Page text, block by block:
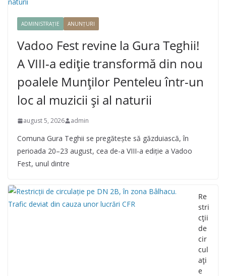
ADMINISTRAȚIE ANUNȚURI
Vadoo Fest revine la Gura Teghii!
A VIII-a ediție transformă din nou
poalele Munților Penteleu într-un
loc al muzicii și al naturii
august 5, 2026 admin
Comuna Gura Teghii se pregătește să găzduiască, în
perioada 20–23 august, cea de-a VIII-a ediție a Vadoo
Fest, unul dintre
Re
stri
cții
de
cir
cul
ați
e